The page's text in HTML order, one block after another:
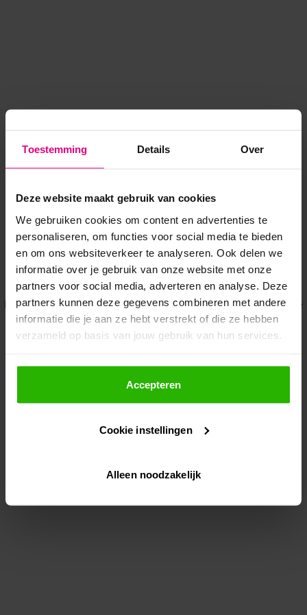
Toestemming Details Over
Deze website maakt gebruik van cookies
We gebruiken cookies om content en advertenties te
personaliseren, om functies voor social media te bieden
en om ons websiteverkeer te analyseren. Ook delen we
informatie over je gebruik van onze website met onze
partners voor social media, adverteren en analyse. Deze
partners kunnen deze gegevens combineren met andere
informatie die je aan ze hebt verstrekt of die ze hebben
verzameld op basis van jouw gebruik van hun services.
Als je op "Accepteer" klikt, dan geef je Voordeeluitjes.nl
toestemming om cookies voor social media en
gepersonaliseerde advertenties te plaatsen.
Lees hier meer over in onsprivacybeleid
Via "Cookie instellingen" kun je ook zelf instellen welke
Accepteren
Cookie instellingen
Alleen noodzakelijk
Application error: a client-side exception has occurred while
loadingwww.voordeeluitjes.nl (see the browser console for more
information).